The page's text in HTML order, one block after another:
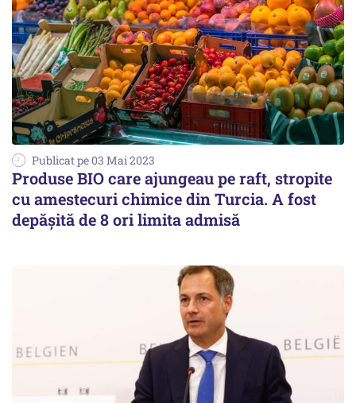
Publicat pe 03 Mai 2023
Produse BIO care ajungeau pe raft, stropite
cu amestecuri chimice din Turcia. A fost
depășită de 8 ori limita admisă